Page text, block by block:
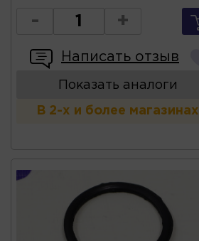
- +
Написать отзыв
Показать аналоги
В 2-х и более магазинах